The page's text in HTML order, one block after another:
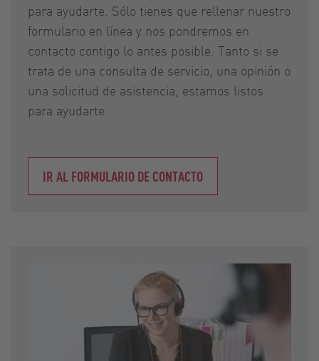
para ayudarte. Sólo tienes que rellenar nuestro
formulario en línea y nos pondremos en
contacto contigo lo antes posible. Tanto si se
trata de una consulta de servicio, una opinión o
una solicitud de asistencia, estamos listos
para ayudarte.
IR AL FORMULARIO DE CONTACTO